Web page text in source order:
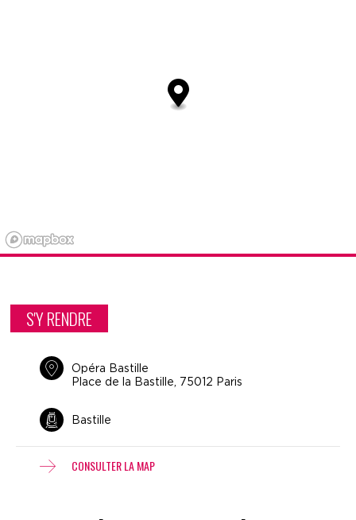
S'Y RENDRE
Opéra Bastille
Place de la Bastille, 75012 Paris
Bastille
CONSULTER LA MAP